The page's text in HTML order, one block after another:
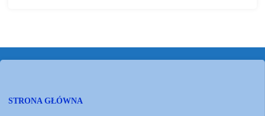
STRONA GŁÓWNA